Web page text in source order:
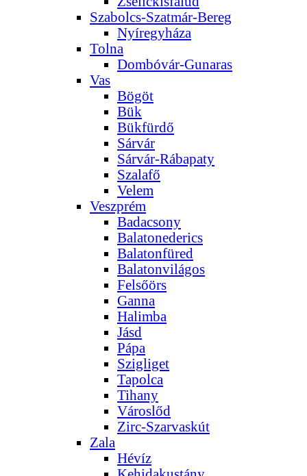
Szabolcs-Szatmár-Bereg
Nyíregyháza
Tolna
Dombóvár-Gunaras
Vas
Bögöt
Bük
Bükfürdő
Sárvár
Sárvár-Rábapaty
Szalafő
Velem
Veszprém
Badacsony
Balatonederics
Balatonfüred
Balatonvilágos
Felsőörs
Ganna
Halimba
Jásd
Pápa
Szigliget
Tapolca
Tihany
Városlőd
Zirc-Szarvaskút
Zala
Hévíz